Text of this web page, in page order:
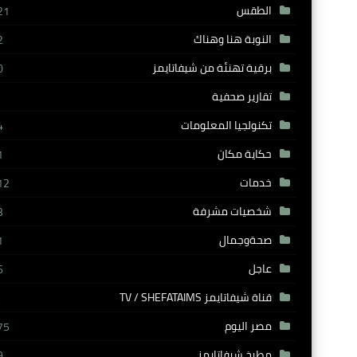
الطقس
النوبة هنا وهناك
برقية تهنئة من شيفاتايمز
تقارير صحفية
تكنولجيا المعلومات
حكاية مكان
خدمات
شخصيات مشرفة
صحةوجمال
عاجل
قناة شيفاتايمز TV / SHEFATAIMS
مصر اليوم